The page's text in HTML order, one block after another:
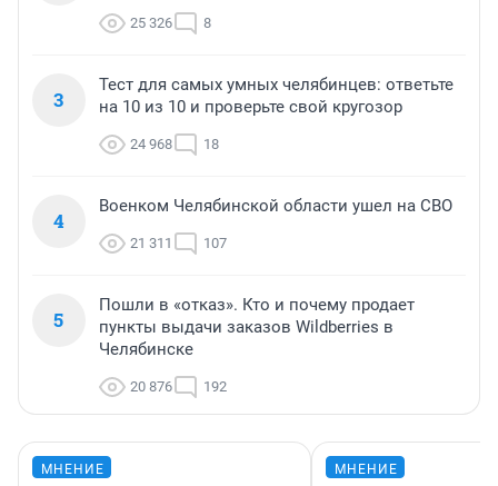
25 326 8
3
Тест для самых умных челябинцев: ответьте
на 10 из 10 и проверьте свой кругозор
24 968 18
4
Военком Челябинской области ушел на СВО
21 311 107
5
Пошли в «отказ». Кто и почему продает
пункты выдачи заказов Wildberries в
Челябинске
20 876 192
МНЕНИЕ МНЕНИЕ